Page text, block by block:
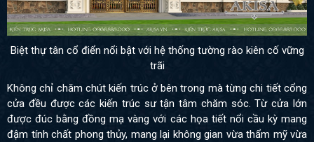
Biệt thự tân cổ điển nổi bật với hệ thống tường rào kiên cố vững
trãi
Không chỉ chăm chút kiến trúc ở bên trong mà từng chi tiết cổng
cửa đều được các kiến trúc sư tận tâm chăm sóc. Từ cửa lớn
được đúc bằng đồng mạ vàng với các họa tiết nổi cầu kỳ mang
đậm tính chất phong thủy, mang lại không gian vừa thẩm mỹ vừa